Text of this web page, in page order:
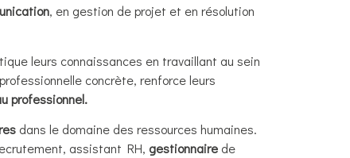
, en gestion de projet et en résolution
leurs connaissances en travaillant au sein
concrète, renforce leurs
professionnel.
dans le domaine des ressources humaines.
assistant RH, gestionnaire de